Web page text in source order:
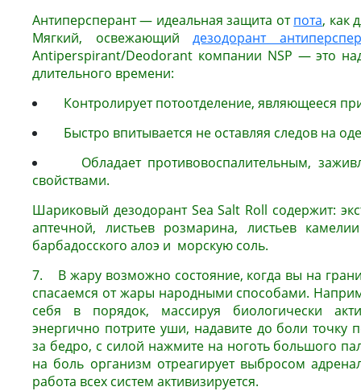
Антиперсперант — идеальная защита отпота, как
Мягкий, освежающийдезодорант
Antiperspirant/Deodorant компании NSP — это
длительного времени:
Контролирует потоотделение, являющееся
Быстро впитывается не оставляя следов на
Обладает противовоспалительным,
свойствами.
Шариковый дезодорант Sea Salt Roll содержит:
аптечной, листьев розмарина, листьев
барбадосского алоэ и морскую соль.
7. В жару возможно состояние, когда вы на
спасаемся от жары народными способами.
себя в порядок, массируя биологически
энергично потрите уши, надавите до боли точку
за бедро, с силой нажмите на ноготь большого
на боль организм отреагирует выбросом
работа всех систем активизируется.